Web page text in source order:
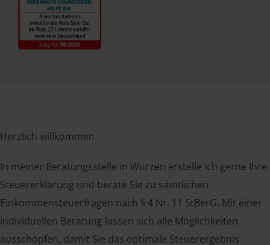
Herzlich willkommen
In meiner Beratungsstelle in Wurzen erstelle ich gerne Ihre
Steuererklärung und berate Sie zu sämtlichen
Einkommensteuerfragen nach § 4 Nr. 11 StBerG. Mit einer
individuellen Beratung lassen sich alle Möglichkeiten
ausschöpfen, damit Sie das optimale Steuerergebnis